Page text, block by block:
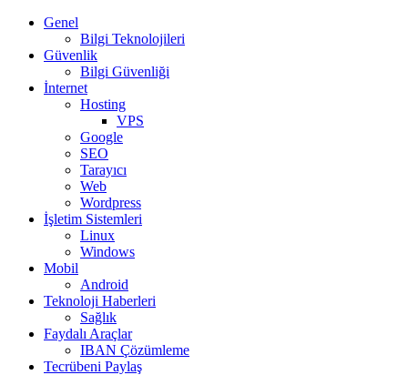
Genel
Bilgi Teknolojileri
Güvenlik
Bilgi Güvenliği
İnternet
Hosting
VPS
Google
SEO
Tarayıcı
Web
Wordpress
İşletim Sistemleri
Linux
Windows
Mobil
Android
Teknoloji Haberleri
Sağlık
Faydalı Araçlar
IBAN Çözümleme
Tecrübeni Paylaş